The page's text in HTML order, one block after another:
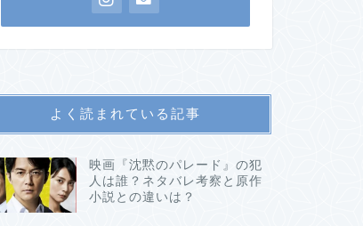
よく読まれている記事
映画『沈黙のパレード』の犯
人は誰？ネタバレ考察と原作
小説との違いは？